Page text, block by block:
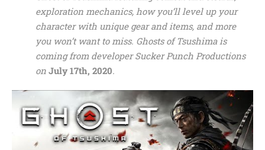
exploration mechanics, how you’ll level up your
character with unique gear and items, and more
you won’t want to miss. Ghosts of Tsushima is
coming from developer Sucker Punch Productions
on July 17th, 2020.